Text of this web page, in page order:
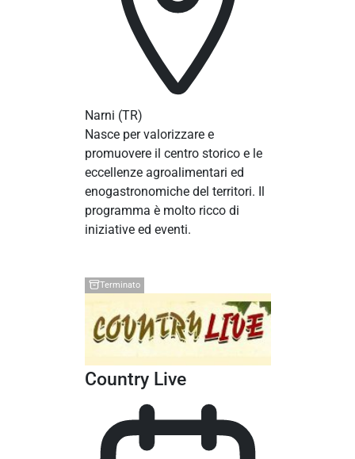
Narni (TR)
Nasce per valorizzare e
promuovere il centro storico e le
eccellenze agroalimentari ed
enogastronomiche del territori. Il
programma è molto ricco di
iniziative ed eventi.
Terminato
Country Live